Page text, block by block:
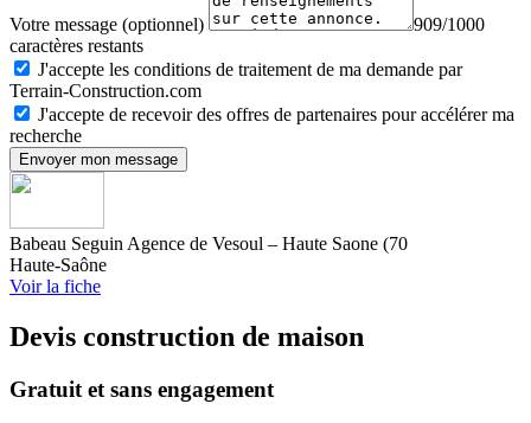
Votre message (optionnel)
909/1000
caractères restants
J'accepte les conditions de traitement de ma demande par
Terrain-Construction.com
J'accepte de recevoir des offres de partenaires pour accélérer ma
recherche
Envoyer mon message
Babeau Seguin Agence de Vesoul – Haute Saone (70
Haute-Saône
Voir la fiche
Devis construction de maison
Gratuit et sans engagement